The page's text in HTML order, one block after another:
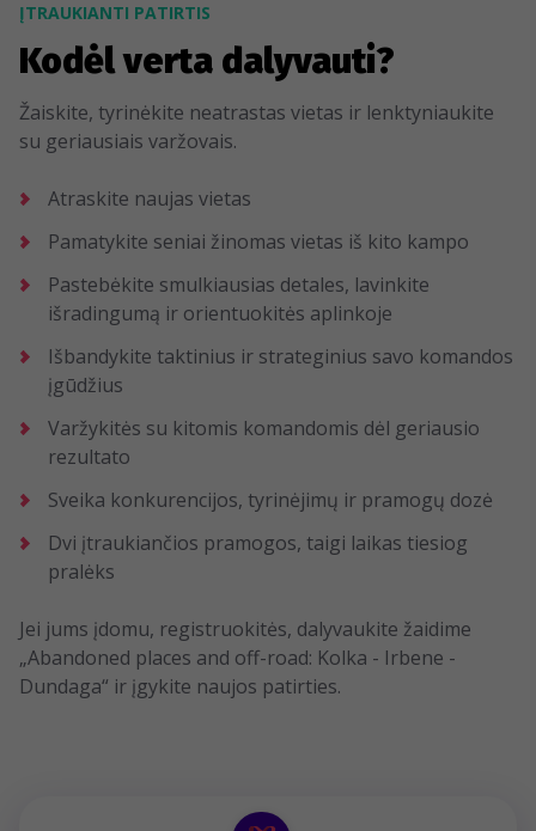
ĮTRAUKIANTI PATIRTIS
Kodėl verta dalyvauti?
Žaiskite, tyrinėkite neatrastas vietas ir lenktyniaukite
su geriausiais varžovais.
Atraskite naujas vietas
Pamatykite seniai žinomas vietas iš kito kampo
Pastebėkite smulkiausias detales, lavinkite
išradingumą ir orientuokitės aplinkoje
Išbandykite taktinius ir strateginius savo komandos
įgūdžius
Varžykitės su kitomis komandomis dėl geriausio
rezultato
Sveika konkurencijos, tyrinėjimų ir pramogų dozė
Dvi įtraukiančios pramogos, taigi laikas tiesiog
pralėks
Jei jums įdomu, registruokitės, dalyvaukite žaidime
„Abandoned places and off-road: Kolka - Irbene -
Dundaga“ ir įgykite naujos patirties.